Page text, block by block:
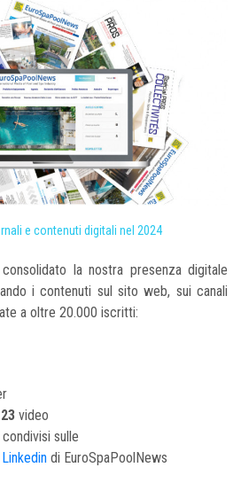
e contenuti digitali nel 2024
la nostra presenza digitale
i contenuti sul sito web, sui canali
a oltre 20.000 iscritti:
23 video
sulle
Linkedin di EuroSpaPoolNews